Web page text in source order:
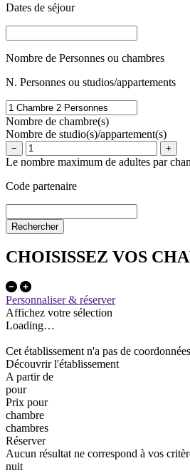
Dates de séjour
Nombre de Personnes ou chambres
N. Personnes ou studios/appartements
Nombre de chambre(s)
Nombre de studio(s)/appartement(s)
− +
Le nombre maximum de adultes par
Code partenaire
CHOISISSEZ VOS
Personnaliser & réserver
Affichez votre sélection
Loading…
Cet établissement n'a pas de
Découvrir l'établissement
A partir de
pour
Prix pour
chambre
chambres
Réserver
Aucun résultat ne correspond à vos
nuit